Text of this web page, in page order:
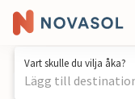
Vart skulle du vilja åka?
Lägg till
1 / 32